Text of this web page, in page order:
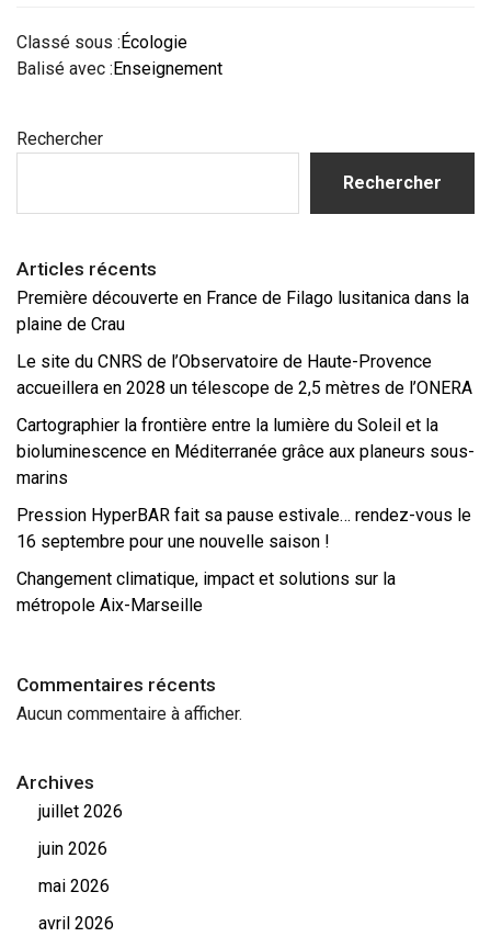
Classé sous :Écologie
Balisé avec :Enseignement
Barre
latérale
Rechercher
Rechercher
Articles récents
Première découverte en France de Filago lusitanica dans la
plaine de Crau
Le site du CNRS de l’Observatoire de Haute-Provence
accueillera en 2028 un télescope de 2,5 mètres de l’ONERA
Cartographier la frontière entre la lumière du Soleil et la
bioluminescence en Méditerranée grâce aux planeurs sous-
marins
Pression HyperBAR fait sa pause estivale… rendez-vous le
16 septembre pour une nouvelle saison !
Changement climatique, impact et solutions sur la
métropole Aix-Marseille
Commentaires récents
Aucun commentaire à afficher.
Archives
juillet 2026
juin 2026
mai 2026
avril 2026